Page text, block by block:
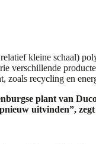
kleine schaal)
verschillende
zoals recycling en
plant van
uitvinden”,